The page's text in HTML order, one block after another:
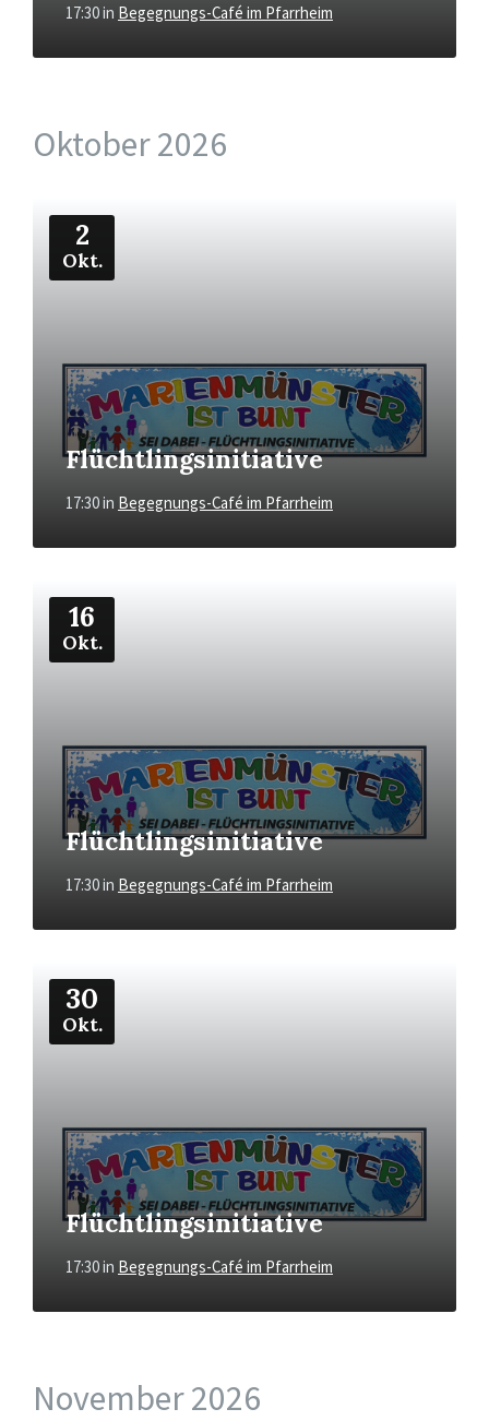
17:30in Begegnungs-Café im Pfarrheim
Oktober 2026
2
Okt.
Flüchtlingsinitiative
17:30in Begegnungs-Café im Pfarrheim
16
Okt.
Flüchtlingsinitiative
17:30in Begegnungs-Café im Pfarrheim
30
Okt.
Flüchtlingsinitiative
17:30in Begegnungs-Café im Pfarrheim
November 2026